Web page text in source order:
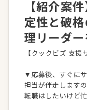
【紹介案
定性と破
理リーダ
【クックビズ 支援
▼応募後、すぐに
担当が伴走します
転職はしたいけど